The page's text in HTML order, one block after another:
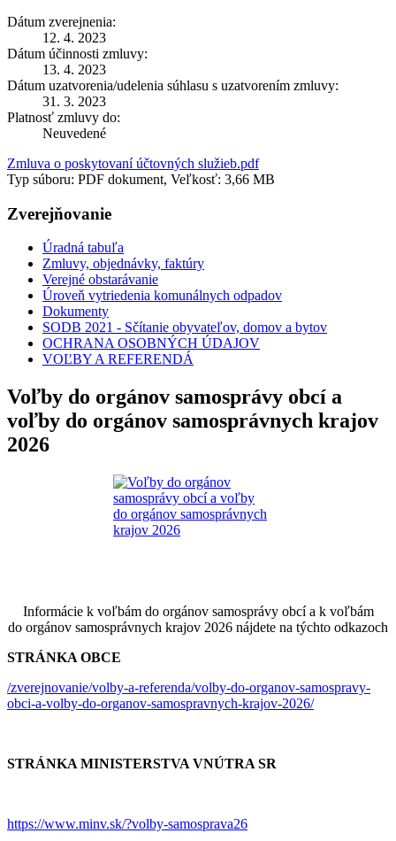
Dátum zverejnenia:
12. 4. 2023
Dátum účinnosti zmluvy:
13. 4. 2023
Dátum uzatvorenia/udelenia súhlasu s uzatvorením zmluvy:
31. 3. 2023
Platnosť zmluvy do:
Neuvedené
Zmluva o poskytovaní účtovných služieb.pdf
Typ súboru: PDF dokument, Veľkosť: 3,66 MB
Zverejňovanie
Úradná tabuľa
Zmluvy, objednávky, faktúry
Verejné obstarávanie
Úroveň vytriedenia komunálnych odpadov
Dokumenty
SODB 2021 - Sčítanie obyvateľov, domov a bytov
OCHRANA OSOBNÝCH ÚDAJOV
VOĽBY A REFERENDÁ
Voľby do orgánov samosprávy obcí a
voľby do orgánov samosprávnych krajov
2026
Informácie k voľbám do orgánov samosprávy obcí a k voľbám
do orgánov samosprávnych krajov 2026 nájdete na týchto odkazoch
STRÁNKA OBCE
/zverejnovanie/volby-a-referenda/volby-do-organov-samospravy-
obci-a-volby-do-organov-samospravnych-krajov-2026/
STRÁNKA MINISTERSTVA VNÚTRA SR
https://www.minv.sk/?volby-samosprava26